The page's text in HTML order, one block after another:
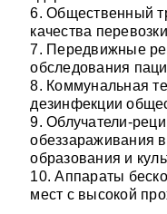
6. Общественный
качества
7. Передвижные
обследования
8. Коммунальная
дезинфекции
9. Облучатели-
обеззараживания
образования и
10. Аппараты
мест с высокой